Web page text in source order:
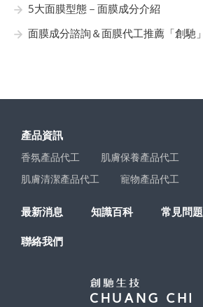
5大面膜型態－面膜成分介紹
面膜成分諮詢＆面膜代工推薦「創馳」
產品資訊
香氛產品代工
肌膚保養產品代工
肌膚清潔產品代工
寵物產品代工
最新消息 知識百科 常見問題
聯絡我們